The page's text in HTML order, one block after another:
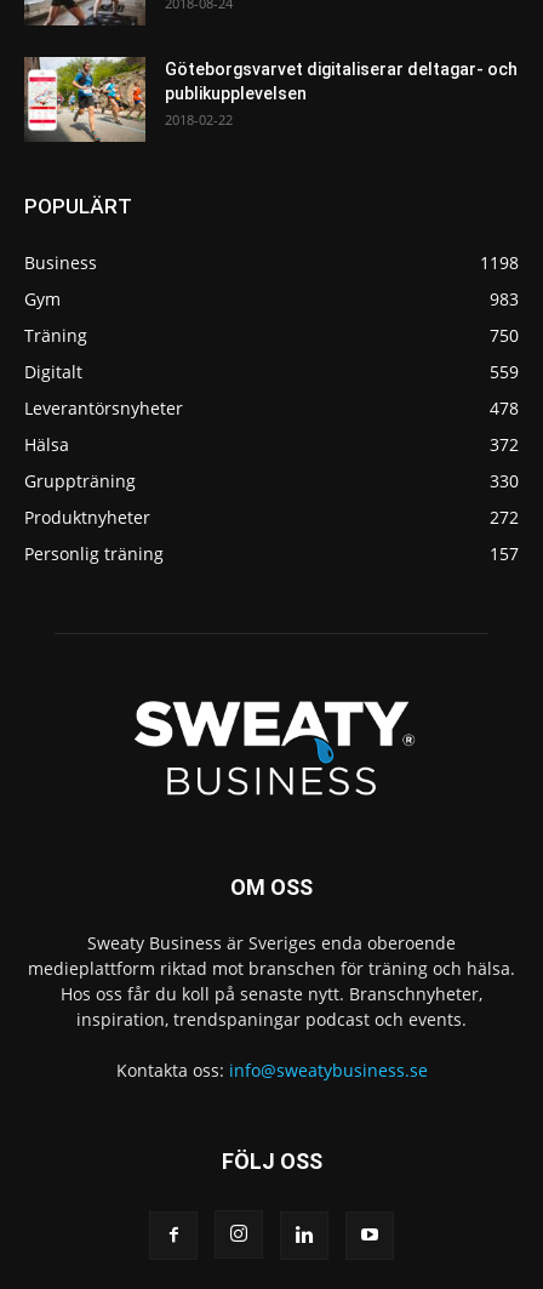
Göteborgsvarvet digitaliserar deltagar- och
publikupplevelsen
2018-02-22
POPULÄRT
Business
1198
Gym
983
Träning
750
Digitalt
559
Leverantörsnyheter
478
Hälsa
372
Gruppträning
330
Produktnyheter
272
Personlig träning
157
OM OSS
Sweaty Business är Sveriges enda oberoende
medieplattform riktad mot branschen för träning och hälsa.
Hos oss får du koll på senaste nytt. Branschnyheter,
inspiration, trendspaningar podcast och events.
Kontakta oss: info@sweatybusiness.se
FÖLJ OSS